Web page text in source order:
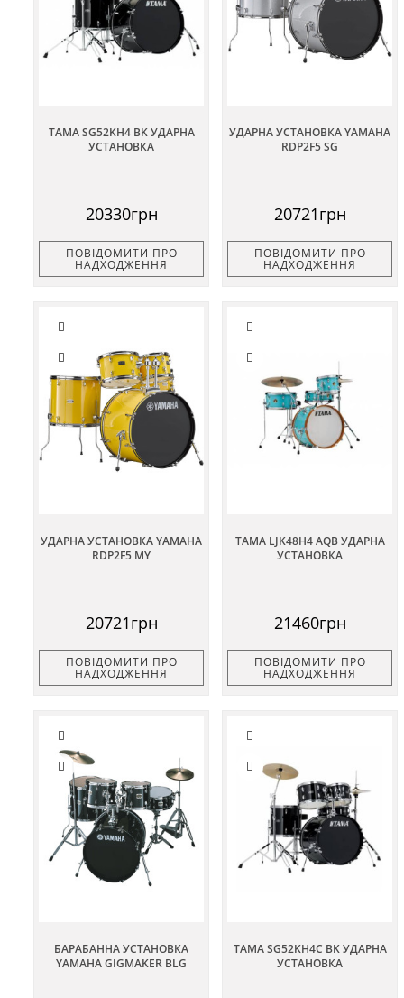
TAMA SG52KH4 BK УДАРНА
УСТАНОВКА
20330грн
ПОВІДОМИТИ ПРО
НАДХОДЖЕННЯ
УДАРНА УСТАНОВКА YAMAHA
RDP2F5 SG
20721грн
ПОВІДОМИТИ ПРО
НАДХОДЖЕННЯ
УДАРНА УСТАНОВКА YAMAHA
RDP2F5 MY
20721грн
ПОВІДОМИТИ ПРО
НАДХОДЖЕННЯ
TAMA LJK48H4 AQB УДАРНА
УСТАНОВКА
21460грн
ПОВІДОМИТИ ПРО
НАДХОДЖЕННЯ
БАРАБАННА УСТАНОВКА
YAMAHA GIGMAKER BLG
TAMA SG52KH4C BK УДАРНА
УСТАНОВКА